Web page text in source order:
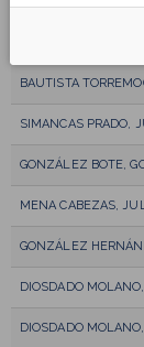
BAUTISTA
SIMANCAS PRADO,
GONZÁLEZ BOTE,
MENA CABEZAS,
GONZÁLEZ
DIOSDADO
DIOSDADO